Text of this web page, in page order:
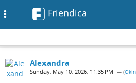
Friendica
Alexandra
Sunday, May 10, 2026, 11:35 PM — (